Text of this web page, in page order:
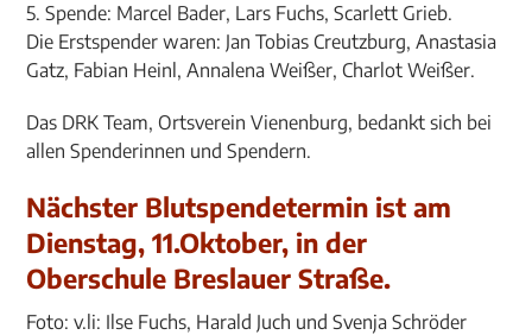
5. Spende: Marcel Bader, Lars Fuchs, Scarlett Grieb.
Die Erstspender waren: Jan Tobias Creutzburg, Anastasia
Gatz, Fabian Heinl, Annalena Weißer, Charlot Weißer.
Das DRK Team, Ortsverein Vienenburg, bedankt sich bei
allen Spenderinnen und Spendern.
Nächster Blutspendetermin ist am
Dienstag, 11.Oktober, in der
Oberschule Breslauer Straße.
Foto: v.li: Ilse Fuchs, Harald Juch und Svenja Schröder